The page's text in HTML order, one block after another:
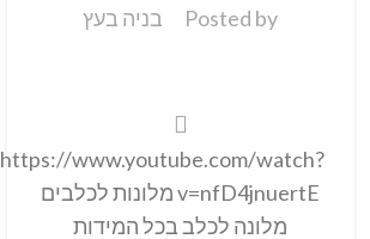
Posted by בניה בעץ
https://www.youtube.com/watch?
v=nfD4jnuertE מלונות לכלבים
מלונה לכלב בכל המידות